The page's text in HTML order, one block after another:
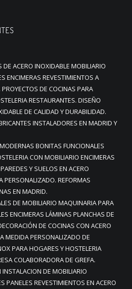
DE ACERO INOXIDABLE MOBILIARIO
ENCIMERAS REVESTIMIENTOS A
DE COCINAS PARA
RESTAURANTES. DISEÑO
DE CALIDAD Y DURABILIDAD.
INSTALADORES EN MADRID Y
BONITAS FUNCIONALES
CON MOBILIARIO ENCIMERAS
Y SUELOS EN ACERO
PERSONALIZADO. REFORMAS
EN MADRID.
DE MOBILIARIO MAQUINARIA PARA
ENCIMERAS LÁMINAS PLANCHAS DE
DE COCINAS CON ACERO
MEDIDA PERSONALIZADO DE
PARA HOGARES Y HOSTELERIA
COLABORADORA DE GREFA.
DE MOBILIARIO
PANELES REVESTIMIENTOS EN ACERO